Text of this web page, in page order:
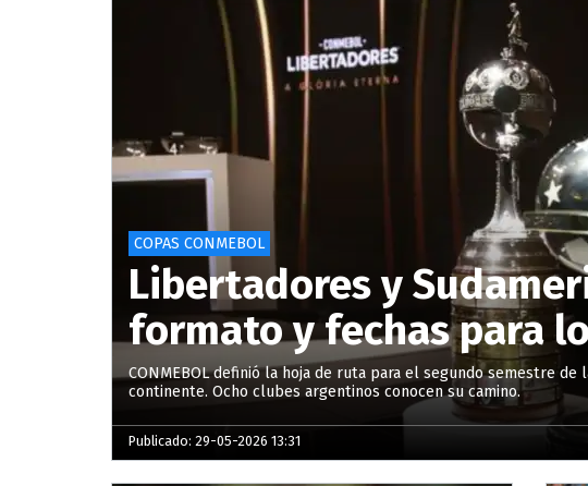
COPAS CONMEBOL
Libertadores y
formato y fechas para
CONMEBOL definió la hoja de ruta para el segundo semestre
continente. Ocho clubes argentinos conocen su camino.
Publicado: 29-05-2026 13:31